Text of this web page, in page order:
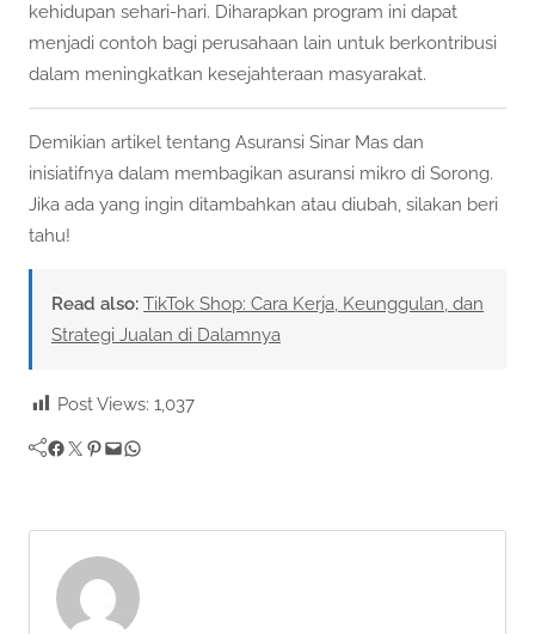
kehidupan sehari-hari. Diharapkan program ini dapat
menjadi contoh bagi perusahaan lain untuk berkontribusi
dalam meningkatkan kesejahteraan masyarakat.
Demikian artikel tentang Asuransi Sinar Mas dan
inisiatifnya dalam membagikan asuransi mikro di Sorong.
Jika ada yang ingin ditambahkan atau diubah, silakan beri
tahu!
Read also: TikTok Shop: Cara Kerja, Keunggulan, dan
Strategi Jualan di Dalamnya
Post Views: 1,037
Facebook Twitter Pinterest Mail WhatsApp